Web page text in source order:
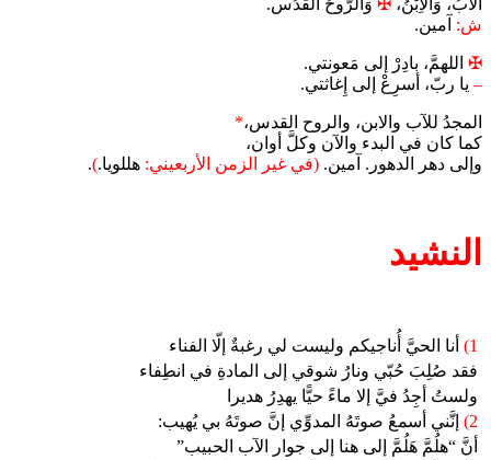
الآبُ، وَالاِبْنُ، ✠ وَالرُّوحُ القُدُس.
ش: آمين.
✠ اللهمَّ، بادِرْ إلى مَعونتي.
– يا ربّ، أسرِعْ إلى إِغاثتي.
المجدُ للآب والابن، والروح القدس،*
كما كان في البدء والآن وكلَّ أوان،
وإلى دهر الدهور. آمين. (في غير الزمن الأربعيني: هللويا.)
.
النشيد
1)
أنا الحيَّ أُناجيكم وليست لي رغبةٌ إلّا الفناء
فقد صُلِبَ حُبّي ونارُ شوقي إلى المادةِ في انطِفاء
ولستُ أجِدُ فيَّ إلا ماءً حيًّا يهدِرُ هديرا
2)
إنَّني أسمعُ صوتَهُ المدوِّي إنَّ صوتَهُ بي يُهيب:
أنَّ “هلُمَّ هَلُمَّ إلى هنا إلى جوار الآب الحبيب”